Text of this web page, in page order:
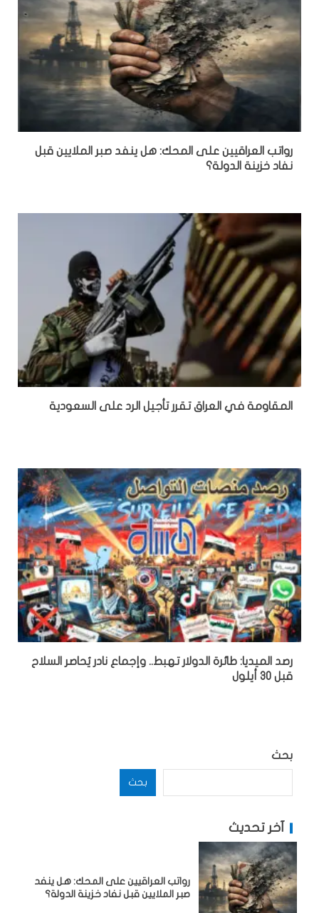
رواتب العراقيين على المحك: هل ينفد صبر الملايين قبل
نفاد خزينة الدولة؟
المقاومة في العراق تقرر تأجيل الرد على السعودية
رصد الميديا: طائرة الدولار تهبط.. وإجماع نادر يُحاصر السلاح
قبل 30 أيلول
بحث
بحث
آخر تحديث
رواتب العراقيين على المحك: هل ينفد
صبر الملايين قبل نفاد خزينة الدولة؟